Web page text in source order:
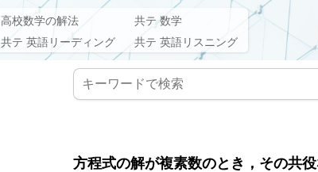
高校数学の解法
共テ 数学
共テ 英語リーディング
共テ 英語リスニング
方程式の解が複素数のとき，その共